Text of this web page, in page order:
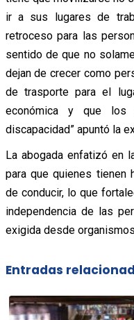
ir a sus lugares de
retroceso para las
sentido de que no
dejan de crecer como
de trasporte para el
económica y que los
discapacidad” apuntó la
La abogada enfatizó en
para que quienes tienen
de conducir, lo que
independencia de las
exigida desde
Entradas